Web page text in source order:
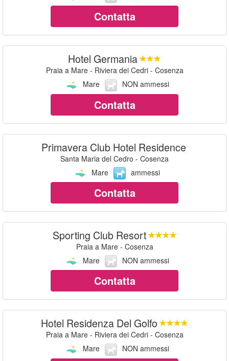
Contatta
Hotel Germania
Praia a Mare - Riviera dei Cedri - Cosenza
Mare
NON ammessi
Contatta
Primavera Club Hotel Residence
Santa Maria del Cedro - Cosenza
Mare
ammessi
Contatta
Sporting Club Resort
Praia a Mare - Cosenza
Mare
NON ammessi
Contatta
Hotel Residenza Del Golfo
Praia a Mare - Riviera dei Cedri - Cosenza
Mare
NON ammessi